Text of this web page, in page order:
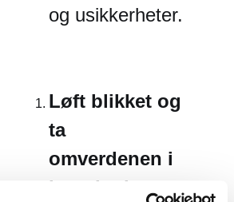
og usikkerheter.
Løft blikket og
ta
omverdenen i
betraktning.